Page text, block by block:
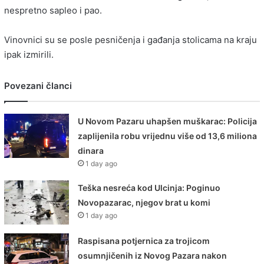
nespretno sapleo i pao.
Vinovnici su se posle pesničenja i gađanja stolicama na kraju
ipak izmirili.
Povezani članci
U Novom Pazaru uhapšen muškarac: Policija
zaplijenila robu vrijednu više od 13,6 miliona
dinara
1 day ago
Teška nesreća kod Ulcinja: Poginuo
Novopazarac, njegov brat u komi
1 day ago
Raspisana potjernica za trojicom
osumnjičenih iz Novog Pazara nakon